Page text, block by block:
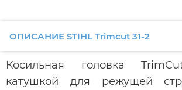
ОПИСАНИЕ STIHL Trimcut 31-2
Косильная головка
катушкой для режущей